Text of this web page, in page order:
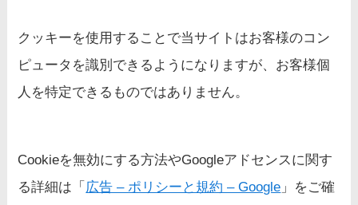
クッキーを使用することで当サイトはお客様のコン
ピュータを識別できるようになりますが、お客様個
人を特定できるものではありません。
Cookieを無効にする方法やGoogleアドセンスに関す
る詳細は「 広告 – ポリシーと規約 – Google 」をご確